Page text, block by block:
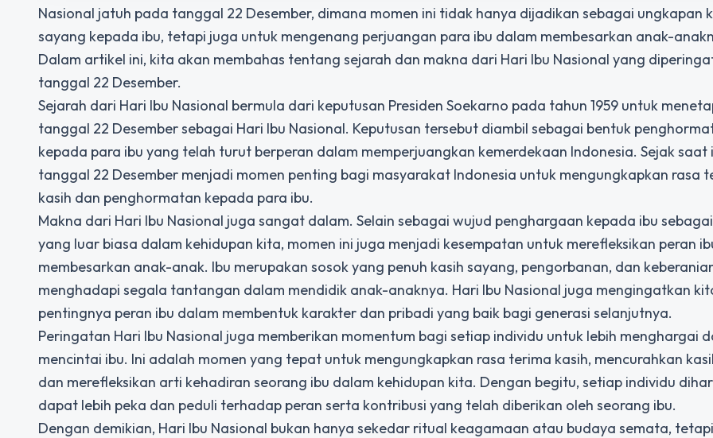
Nasional jatuh pada tanggal 22 Desember, dimana momen ini tidak hanya dijadikan sebagai ungkapan
sayang kepada ibu, tetapi juga untuk mengenang perjuangan para ibu dalam membesarkan anak-
Dalam artikel ini, kita akan membahas tentang sejarah dan makna dari Hari Ibu Nasional yang
tanggal 22 Desember.
Sejarah dari Hari Ibu Nasional bermula dari keputusan Presiden Soekarno pada tahun 1959 untuk
tanggal 22 Desember sebagai Hari Ibu Nasional. Keputusan tersebut diambil sebagai bentuk
kepada para ibu yang telah turut berperan dalam memperjuangkan kemerdekaan Indonesia. Sejak saat
tanggal 22 Desember menjadi momen penting bagi masyarakat Indonesia untuk mengungkapkan rasa
kasih dan penghormatan kepada para ibu.
Makna dari Hari Ibu Nasional juga sangat dalam. Selain sebagai wujud penghargaan kepada ibu
yang luar biasa dalam kehidupan kita, momen ini juga menjadi kesempatan untuk merefleksikan peran
membesarkan anak-anak. Ibu merupakan sosok yang penuh kasih sayang, pengorbanan, dan
menghadapi segala tantangan dalam mendidik anak-anaknya. Hari Ibu Nasional juga mengingatkan
pentingnya peran ibu dalam membentuk karakter dan pribadi yang baik bagi generasi selanjutnya.
Peringatan Hari Ibu Nasional juga memberikan momentum bagi setiap individu untuk lebih menghargai
mencintai ibu. Ini adalah momen yang tepat untuk mengungkapkan rasa terima kasih, mencurahkan
dan merefleksikan arti kehadiran seorang ibu dalam kehidupan kita. Dengan begitu, setiap individu
dapat lebih peka dan peduli terhadap peran serta kontribusi yang telah diberikan oleh seorang ibu.
Dengan demikian, Hari Ibu Nasional bukan hanya sekedar ritual keagamaan atau budaya semata,